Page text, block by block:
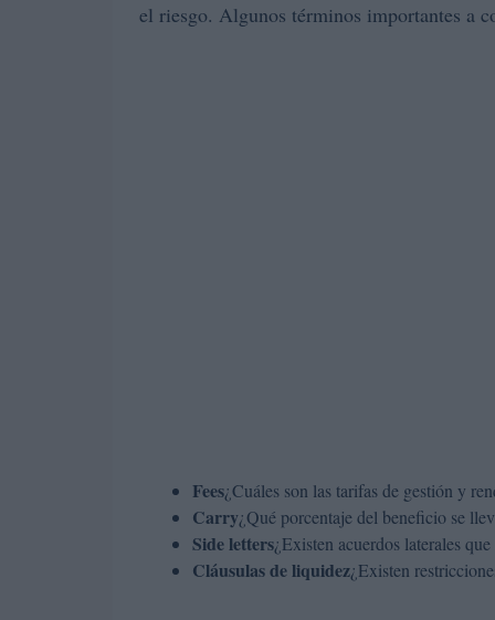
el riesgo. Algunos términos importantes a
Fees¿Cuáles son las tarifas de gestión y
Carry¿Qué porcentaje del beneficio se
Side letters¿Existen acuerdos laterales
Cláusulas de liquidez¿Existen